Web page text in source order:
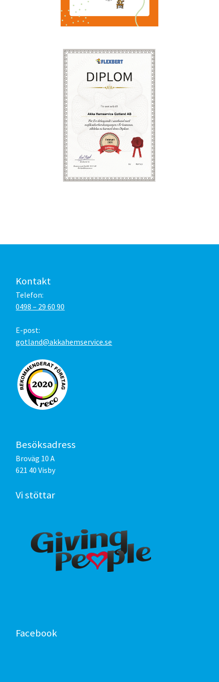
Kontakt
Telefon:
0498 – 29 60 90
E-post:
gotland@akkahemservice.se
Besöksadress
Broväg 10 A
621 40 Visby
Vi stöttar
Facebook